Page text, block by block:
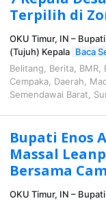
OKU
Semendawai
Barat,
Semendawai
Timur,
Sumsel
admin
Terpilih di
OKU Timur, IN –
(Tujuh) Kepala Baca
Belitang
Berita, BMR,
Cempaka, Daerah
Semendawai Barat
Bupati Enos
Massal
Bersama
OKU Timur, IN –